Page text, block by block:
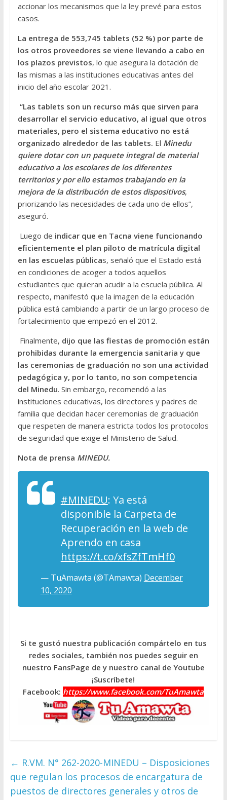
accionar los mecanismos que la ley prevé para estos
casos.
La entrega de 553,745 tablets (52 %) por parte de
los otros proveedores se viene llevando a cabo en
los plazos previstos, lo que asegura la dotación de
las mismas a las instituciones educativas antes del
inicio del año escolar 2021.
“Las tablets son un recurso más que sirven para
desarrollar el servicio educativo, al igual que otros
materiales, pero el sistema educativo no está
organizado alrededor de las tablets. El Minedu
quiere dotar con un paquete integral de material
educativo a los escolares de los diferentes
territorios y por ello estamos trabajando en la
mejora de la distribución de estos dispositivos,
priorizando las necesidades de cada uno de ellos”,
aseguró.
Luego de indicar que en Tacna viene funcionando
eficientemente el plan piloto de matrícula digital
en las escuelas públicas, señaló que el Estado está
en condiciones de acoger a todos aquellos
estudiantes que quieran acudir a la escuela pública. Al
respecto, manifestó que la imagen de la educación
pública está cambiando a partir de un largo proceso de
fortalecimiento que empezó en el 2012.
Finalmente, dijo que las fiestas de promoción están
prohibidas durante la emergencia sanitaria y que
las ceremonias de graduación no son una actividad
pedagógica y, por lo tanto, no son competencia
del Minedu. Sin embargo, recomendó a las
instituciones educativas, los directores y padres de
familia que decidan hacer ceremonias de graduación
que respeten de manera estricta todos los protocolos
de seguridad que exige el Ministerio de Salud.
Nota de prensa MINEDU.
#MINEDU: Ya está
disponible la Carpeta de
Recuperación en la web de
Aprendo en casa
https://t.co/xfsZfTmHf0
— TuAmawta (@TAmawta) December
10, 2020
Si te gustó nuestra publicación compártelo en tus
redes sociales, también nos puedes seguir en
nuestro FansPage de y nuestro canal de Youtube
¡Suscríbete!
Facebook: https://www.facebook.com/TuAmawta
← R.VM. N° 262-2020-MINEDU – Disposiciones
que regulan los procesos de encargatura de
puestos de directores generales y otros de